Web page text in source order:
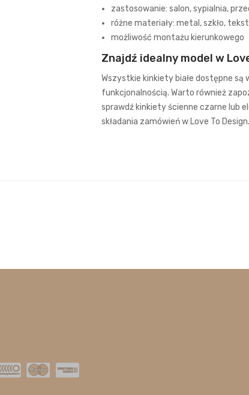
zastosowanie: salon, sypialnia,
różne materiały: metal, szkło,
możliwość montażu kierunkowego
Znajdź idealny model w
Wszystkie kinkiety białe dostępne
funkcjonalnością. Warto również
sprawdź kinkiety ścienne czarne lub
składania zamówień w Love To Design.